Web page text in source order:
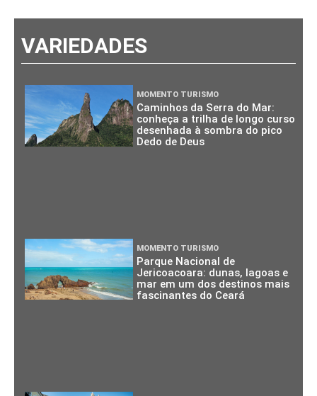
VARIEDADES
MOMENTO TURISMO
Caminhos da Serra do Mar:
conheça a trilha de longo curso
desenhada à sombra do pico
Dedo de Deus
MOMENTO TURISMO
Parque Nacional de
Jericoacoara: dunas, lagoas e
mar em um dos destinos mais
fascinantes do Ceará